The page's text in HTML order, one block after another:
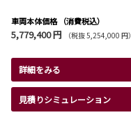
車両本体価格 （消費税込）
5,779,400 円 （税抜 5,254,000 円）
詳細をみる
見積りシミュレーション